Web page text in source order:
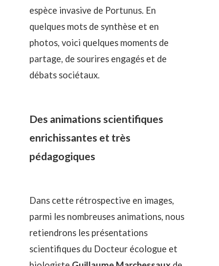
espèce invasive de Portunus. En
quelques mots de synthèse et en
photos, voici quelques moments de
partage, de sourires engagés et de
débats sociétaux.
Des animations scientifiques
enrichissantes et très
pédagogiques
Dans cette rétrospective en images,
parmi les nombreuses animations, nous
retiendrons les présentations
scientifiques du Docteur écologue et